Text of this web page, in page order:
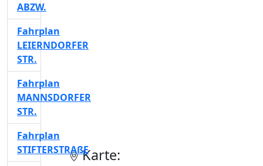
Karte:
ABZW.
Fahrplan
LEIERNDORFER
STR.
Fahrplan
MANNSDORFER
STR.
Fahrplan
STIFTERSTRAßE